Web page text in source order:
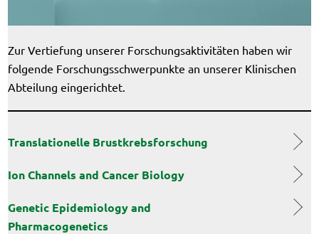
Zur Vertiefung unserer Forschungsaktivitäten haben wir
folgende Forschungsschwerpunkte an unserer Klinischen
Abteilung eingerichtet.
Translationelle Brustkrebsforschung
Ion Channels and Cancer Biology
Genetic Epidemiology and
Pharmacogenetics